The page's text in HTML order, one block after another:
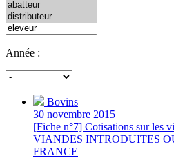
Année :
Bovins
30 novembre 2015
[Fiche n°7] Cotisations sur les
VIANDES INTRODUITES
FRANCE